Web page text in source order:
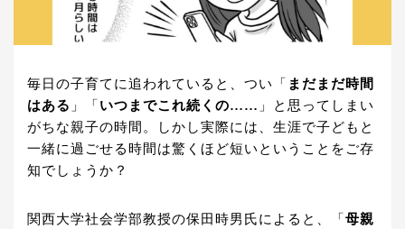
毎日の子育てに追われていると、つい「 まだまだ時間
はある 」「 いつまでこれ続くの…… 」と思ってしまい
がちな親子の時間。しかし実際には、生涯で子どもと
一緒に過ごせる時間は驚くほど短いということをご存
知でしょうか？
関西大学社会学部教授の保田時男氏によると、「 母親